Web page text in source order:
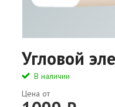
Угловой
В наличии
Цена от